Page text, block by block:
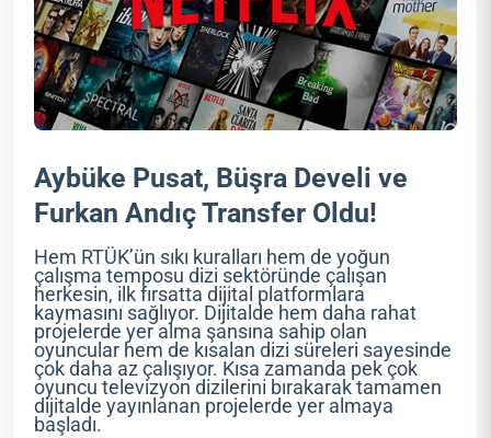
Aybüke Pusat, Büşra Develi ve
Furkan Andıç Transfer Oldu!
Hem RTÜK’ün sıkı kuralları hem de yoğun
çalışma temposu dizi sektöründe çalışan
herkesin, ilk fırsatta dijital platformlara
kaymasını sağlıyor. Dijitalde hem daha rahat
projelerde yer alma şansına sahip olan
oyuncular hem de kısalan dizi süreleri sayesinde
çok daha az çalışıyor. Kısa zamanda pek çok
oyuncu televizyon dizilerini bırakarak tamamen
dijitalde yayınlanan projelerde yer almaya
başladı.